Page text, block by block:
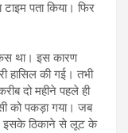
पता किया। फिर
था। इस कारण
हासिल की गई। तभी
दो महीने पहले ही
को पकड़ा गया। जब
इसके ठिकाने से लूट के